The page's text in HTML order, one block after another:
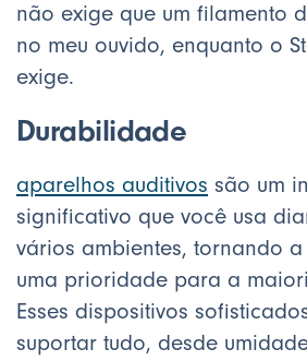
não exige que um filamento
no meu ouvido, enquanto o
exige.
Durabilidade
aparelhos auditivos são um
significativo que você usa
vários ambientes, tornando
uma prioridade para a
Esses dispositivos
suportar tudo, desde